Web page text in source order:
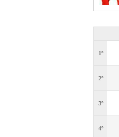
1º
2º
3º
4º